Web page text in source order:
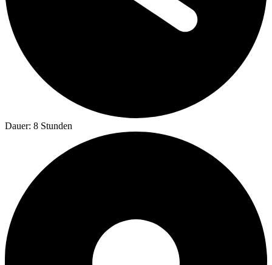
Dauer: 8 Stunden